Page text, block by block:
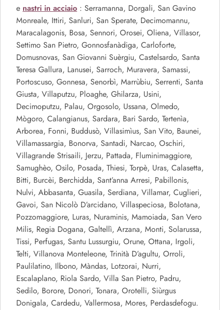
e nastri in acciaio : Serramanna, Dorgali, San Gavino
Monreale, Ittiri, Sanluri, San Sperate, Decimomannu,
Maracalagonis, Bosa, Sennori, Orosei, Oliena, Villasor,
Settimo San Pietro, Gonnosfanàdiga, Carloforte,
Domusnovas, San Giovanni Suèrgiu, Castelsardo, Santa
Teresa Gallura, Lanusei, Sarroch, Muravera, Samassi,
Portoscuso, Gonnesa, Senorbì, Marrùbiu, Serrenti, Santa
Giusta, Villaputzu, Ploaghe, Ghilarza, Usini,
Decimoputzu, Palau, Orgosolo, Ussana, Olmedo,
Mògoro, Calangianus, Sardara, Bari Sardo, Tertenìa,
Arborea, Fonni, Buddusò, Villasimìus, San Vito, Baunei,
Villamassargia, Bonorva, Santadi, Narcao, Oschiri,
Villagrande Strisaili, Jerzu, Pattada, Fluminimaggiore,
Samughèo, Osilo, Posada, Thiesi, Torpè, Uras, Calasetta,
Bitti, Burcèi, Berchidda, Sant’anna Arresi, Pabillonis,
Nulvi, Abbasanta, Guasila, Serdiana, Villamar, Cuglieri,
Gavoi, San Nicolò D’arcidano, Villaspeciosa, Bolotana,
Pozzomaggiore, Luras, Nuraminis, Mamoiada, San Vero
Milis, Regia Dogana, Galtellì, Arzana, Monti, Solarussa,
Tissi, Perfugas, Santu Lussurgiu, Orune, Ottana, Irgoli,
Telti, Villanova Monteleone, Trinità D’agultu, Orroli,
Paulilatino, Ilbono, Màndas, Lotzorai, Nurri,
Escalaplano, Riola Sardo, Villa San Pietro, Padru,
Sedilo, Borore, Donori, Tonara, Orotelli, Siùrgus
Donigala, Cardedu, Vallermosa, Mores, Perdasdefogu.